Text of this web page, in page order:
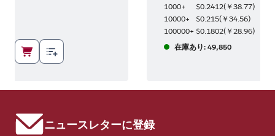
1000+
$0.2412(￥38.77)
10000+
$0.215(￥34.56)
100000+ $0.1802(￥28.96)
在庫あり: 49,850
ニュースレターに登録